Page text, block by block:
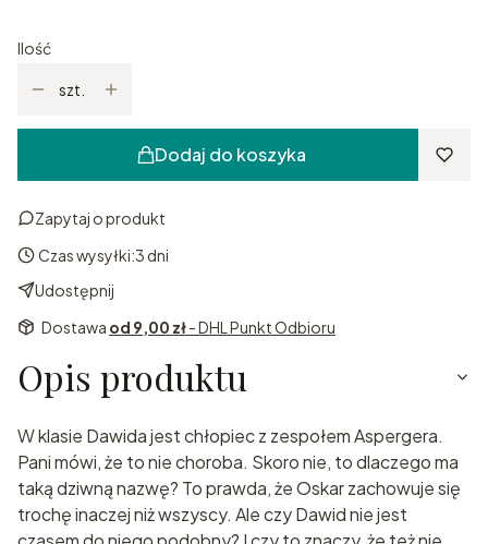
Ilość
szt.
Dodaj do koszyka
Zapytaj o produkt
Czas wysyłki:3 dni
Udostępnij
Dostawa od 9,00 zł- DHL Punkt Odbioru
Opis produktu
W klasie Dawida jest chłopiec z zespołem Aspergera.
Pani mówi, że to nie choroba. Skoro nie, to dlaczego ma
taką dziwną nazwę? To prawda, że Oskar zachowuje się
trochę inaczej niż wszyscy. Ale czy Dawid nie jest